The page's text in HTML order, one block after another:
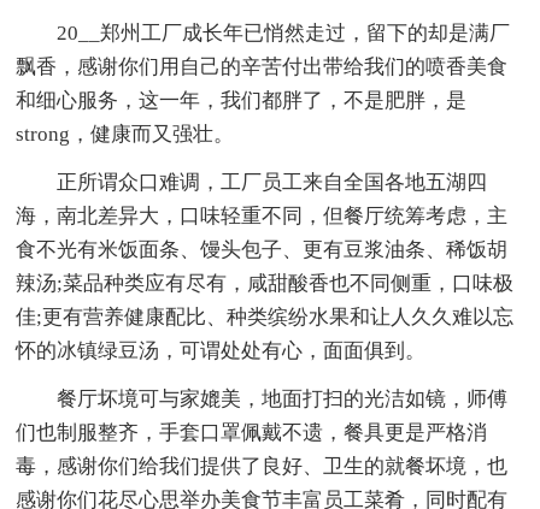
20__郑州工厂成长年已悄然走过，留下的却是满厂
飘香，感谢你们用自己的辛苦付出带给我们的喷香美食
和细心服务，这一年，我们都胖了，不是肥胖，是
strong，健康而又强壮。
正所谓众口难调，工厂员工来自全国各地五湖四
海，南北差异大，口味轻重不同，但餐厅统筹考虑，主
食不光有米饭面条、馒头包子、更有豆浆油条、稀饭胡
辣汤;菜品种类应有尽有，咸甜酸香也不同侧重，口味极
佳;更有营养健康配比、种类缤纷水果和让人久久难以忘
怀的冰镇绿豆汤，可谓处处有心，面面俱到。
餐厅坏境可与家媲美，地面打扫的光洁如镜，师傅
们也制服整齐，手套口罩佩戴不遗，餐具更是严格消
毒，感谢你们给我们提供了良好、卫生的就餐坏境，也
感谢你们花尽心思举办美食节丰富员工菜肴，同时配有